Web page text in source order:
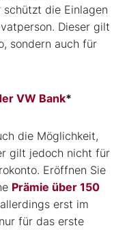
schützt die Einlagen
Dieser gilt
sondern auch für
VW Bank*
die Möglichkeit,
gilt jedoch nicht für
Eröffnen Sie
Prämie über 150
erst im
für das erste